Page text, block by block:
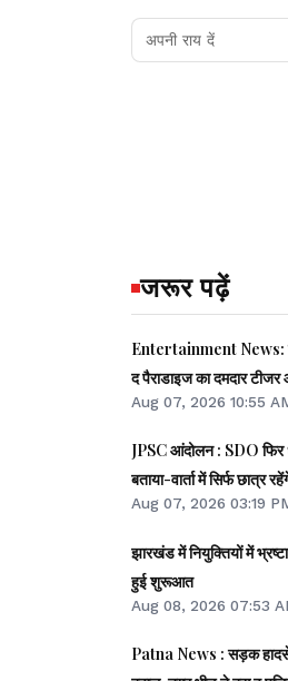
जरूर पढ़ें
Entertainment News:
द पैराडाइज का दमदार
नजर आए एक्टर
Aug 07, 2026 10:55
JPSC आंदोलन : SDO फिर
बताया-वार्ता में सिर्फ छात्र
Aug 07, 2026 03:19
झारखंड में नियुक्तियों में
हुई शुरूआत
Aug 08, 2026 07:53
Patna News : सड़क हादसे में युवक की मौत के बाद